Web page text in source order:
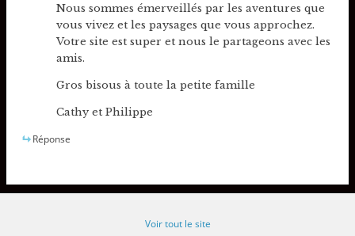
Nous sommes émerveillés par les aventures que
vous vivez et les paysages que vous approchez.
Votre site est super et nous le partageons avec les
amis.
Gros bisous à toute la petite famille
Cathy et Philippe
Réponse
Voir tout le site